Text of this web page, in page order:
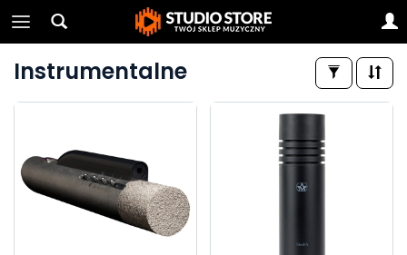
Instrumentalne